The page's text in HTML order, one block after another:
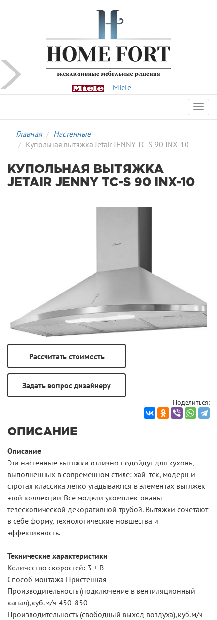
Miele
Главная
Настенные
Купольная вытяжка Jetair JENNY TC-S 90 INX-10
КУПОЛЬНАЯ ВЫТЯЖКА
JETAIR JENNY TC-S 90 INX-10
Поделиться:
ОПИСАНИЕ
Описание
Эти настенные вытяжки отлично подойдут для кухонь,
выполненных в современном стиле: хай-тек, модерн и
строгая классика легко угадываются в элементах вытяжек
этой коллекции. Все модели укомплектованы
телескопической декоративной трубой. Вытяжки сочетают
в себе форму, технологические новшества и
эффективность.
Технические характеристики
Количество скоростей: 3 + В
Способ монтажа Пристенная
Производительность (подключение в вентиляционный
канал),куб.м/ч 450-850
Производительность (свободный выход воздуха),куб.м/ч